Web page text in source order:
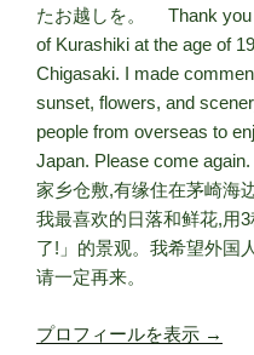
たお越しを。 Thank you
of Kurashiki at the age of
Chigasaki. I made
sunset, flowers, and
people from overseas to
Japan. Please come
家乡仓敷,有缘住在茅崎海
我最喜欢的日落和鲜花,用
了!」的景观。我希望外国
请一定再来。
プロフィールを表示 →